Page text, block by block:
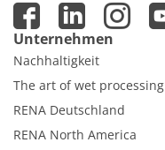
Unternehmen
Nachhaltigkeit
The art of wet processing
RENA Deutschland
RENA North America